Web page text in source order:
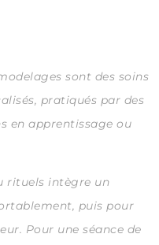
sont des soins
pratiqués par des
en apprentissage ou
rituels intègre un
puis pour
Pour une séance de